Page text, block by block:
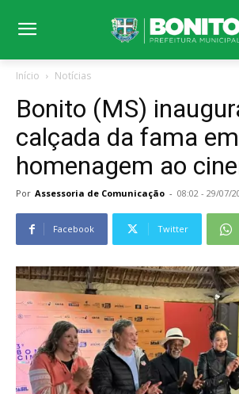
Início Notícias
Bonito (MS)
calçada da fama em
homenagem ao
Por Assessoria de Comunicação - 08:02 - 29/07/
Facebook Twitter